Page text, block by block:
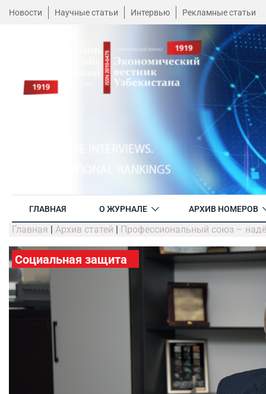
Новости Научные статьи Интервью Рекламные статьи
ГЛАВНАЯ О ЖУРНАЛЕ АРХИВ НОМЕРОВ
Главная | Архив статей | Профессиональный союз –
Социальная защита